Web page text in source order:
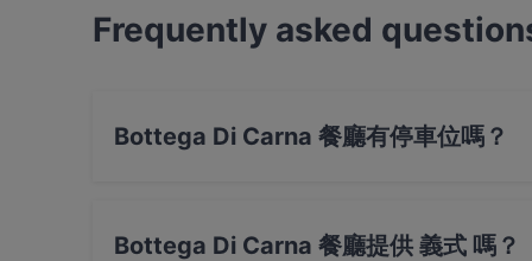
Frequently asked
Bottega Di Carna 餐廳有停車位嗎？
Bottega Di Carna 餐廳提供 義式 嗎？